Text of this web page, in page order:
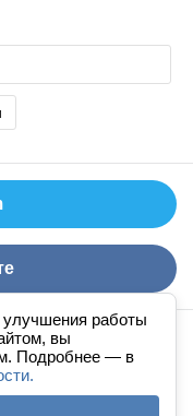
работы
вы
Подробнее — в
в ухе